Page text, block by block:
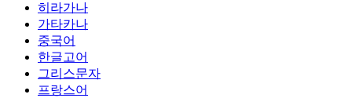
히라가나
가타카나
중국어
한글고어
그리스문자
프랑스어